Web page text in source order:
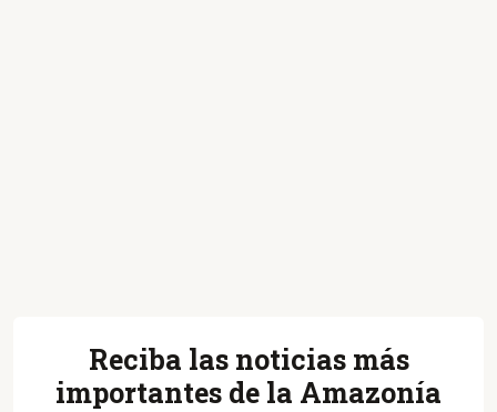
Reciba las noticias más
importantes de la Amazonía